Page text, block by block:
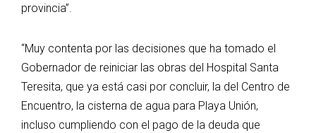
provincia”.
“Muy contenta por las decisiones que ha tomado el
Gobernador de reiniciar las obras del Hospital Santa
Teresita, que ya está casi por concluir, la del Centro de
Encuentro, la cisterna de agua para Playa Unión,
incluso cumpliendo con el pago de la deuda que